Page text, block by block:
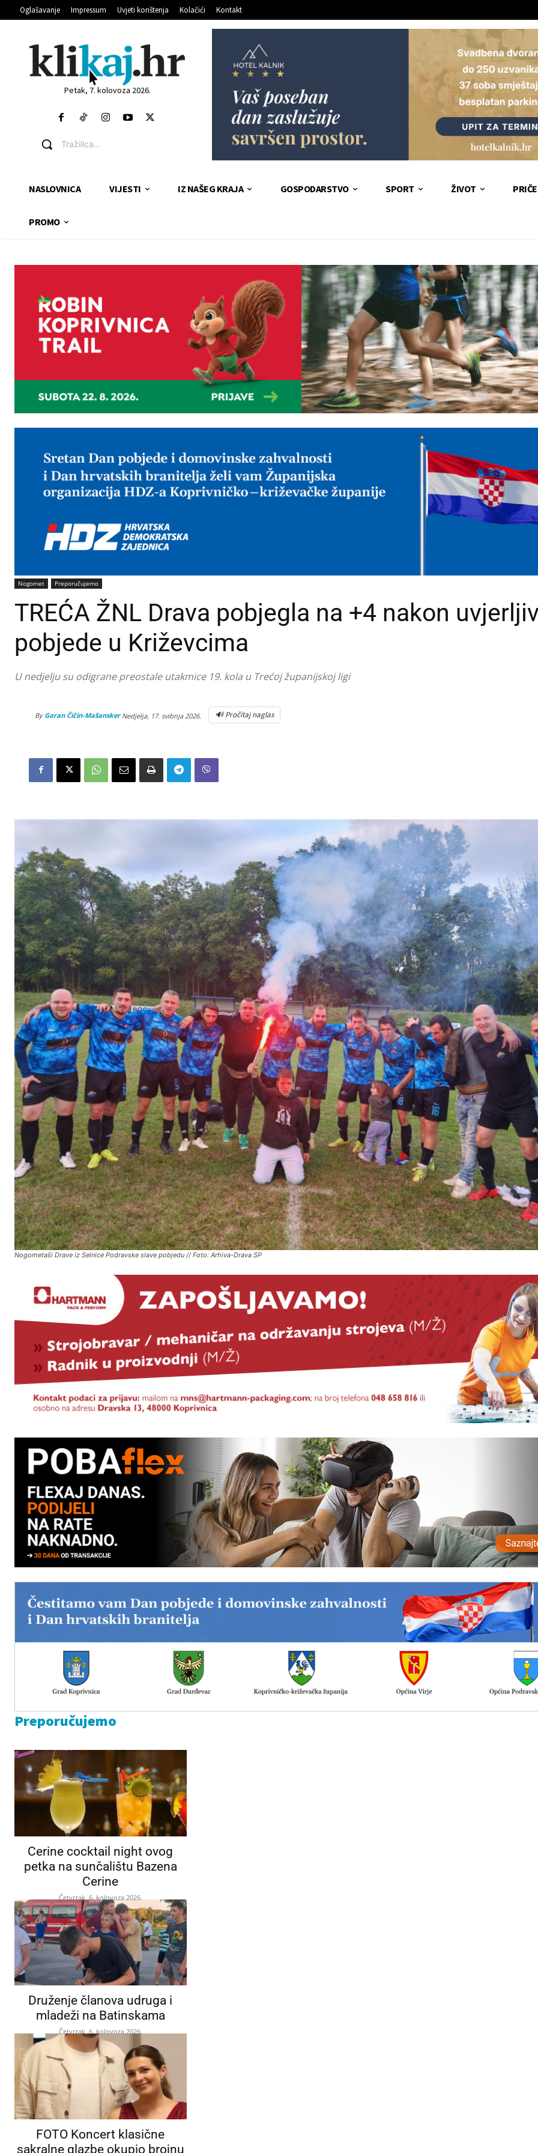
Oglašavanje Impressum Uvjeti korištenja Kolačići Kontakt
Petak, 7. kolovoza 2026.
Tražilica...
NASLOVNICA VIJESTI IZ NAŠEG KRAJA GOSPODARSTVO SPORT ŽIVOT PRIČE
PROMO
Nogomet Preporučujemo
TREĆA ŽNL Drava pobjegla na +4 nakon
pobjede u Križevcima
U nedjelju su odigrane preostale utakmice 19. kola u Trećoj županijskoj ligi
By Goran Čičin-Mašansker Nedjelja, 17. svibnja 2026. 🔊 Pročitaj naglas
Nogometaši Drave iz Selnice Podravske slave pobjedu // Foto: Arhiva-Drava SP
Preporučujemo
Cerine cocktail night ovog
petka na sunčalištu Bazena
Cerine
Četvrtak, 6. kolovoza 2026.
Druženje članova udruga i
mladeži na Batinskama
Četvrtak, 6. kolovoza 2026.
FOTO Koncert klasične
sakralne glazbe okupio brojnu